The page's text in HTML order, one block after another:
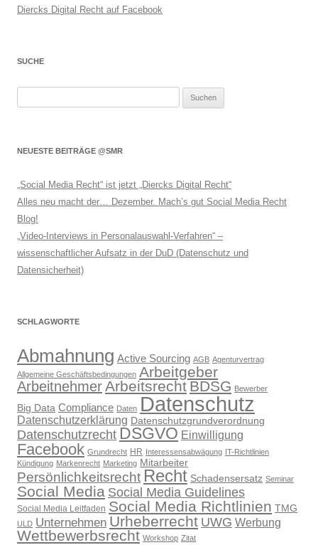
Diercks Digital Recht auf Facebook
SUCHE
NEUESTE BEITRÄGE @SMR
„Social Media Recht“ ist jetzt „Diercks Digital Recht“
Alles neu macht der… Dezember. Mach’s gut Social Media Recht
Blog!
„Video-Interviews in Personalauswahl-Verfahren“ –
wissenschaftlicher Aufsatz in der DuD (Datenschutz und
Datensicherheit)
SCHLAGWORTE
Abmahnung Active Sourcing AGB Agenturvertrag
Allgemeine Geschäftsbedingungen Arbeitgeber
ArbeitnehmerArbeitsrecht BDSG Bewerber
Big Data Compliance Daten Datenschutz
Datenschutzerklärung Datenschutzgrundverordnung
Datenschutzrecht DSGVO Einwilligung
Facebook Grundrecht HR Interessensabwägung IT-Richtlinien
Kündigung Markenrecht Marketing Mitarbeiter
Persönlichkeitsrecht Recht Schadensersatz Seminar
Social Media Social Media Guidelines
Social Media Leitfaden Social Media Richtlinien TMG
ULD Unternehmen Urheberrecht UWG Werbung
Wettbewerbsrecht Workshop Zitat